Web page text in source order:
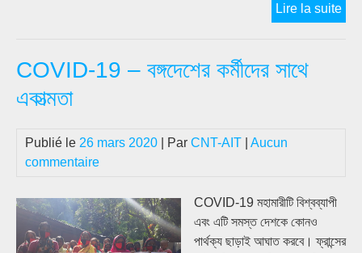
Lire la suite
19:
COVID-19 – বঙ্গদেশের কর্মীদের সাথে
একাত্মতা
Publié le 26 mars 2020 | Par CNT-AIT
Aucun
commentaire
COVID-19 মহামারীটি বিশ্বব্যাপী
এবং এটি সমস্ত দেশকে কোনও
পার্থক্য ছাড়াই আঘাত করবে। ফ্রান্সের